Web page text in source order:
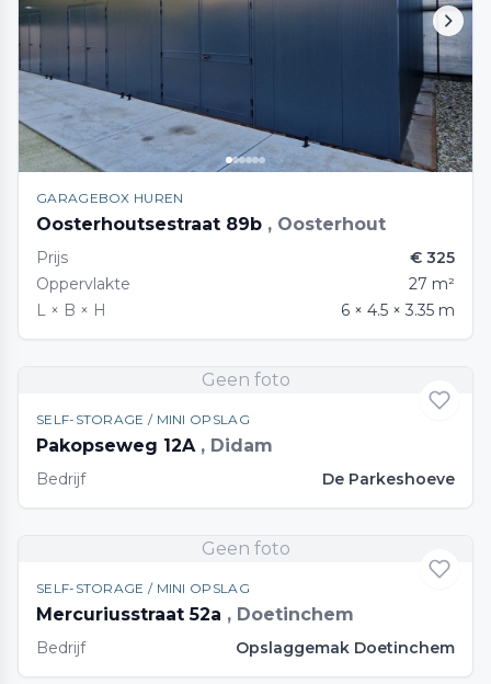
GARAGEBOX HUREN
Oosterhoutsestraat 89b , Oosterhout
Prijs
€ 325
Oppervlakte
27 m²
L × B × H
6 × 4.5 × 3.35 m
Geen foto
SELF-STORAGE / MINI OPSLAG
Pakopseweg 12A , Didam
Bedrijf De Parkeshoeve
Geen foto
SELF-STORAGE / MINI OPSLAG
Mercuriusstraat 52a , Doetinchem
Bedrijf Opslaggemak Doetinchem